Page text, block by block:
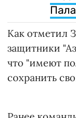
Как отметил
защитники
что "имеют
сохранить